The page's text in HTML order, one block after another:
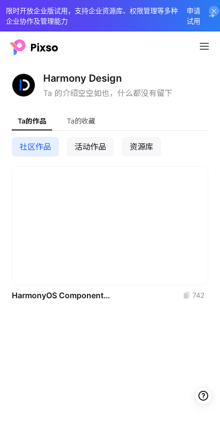
限时开放企业版试用，支持企业资源库、权限管理等多种
企业协作及管理能力
申请
试用
Harmony Design
Ta 的介绍空空如也，什么都没有留下
Ta的作品 Ta的收藏
社区作品 活动作品 资源库
HarmonyOS Component Library 742